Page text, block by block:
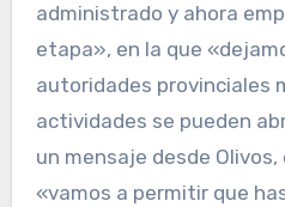
administrado y ahora
etapa», en la que
autoridades provinciales
actividades se pueden
un mensaje desde
«vamos a permitir que